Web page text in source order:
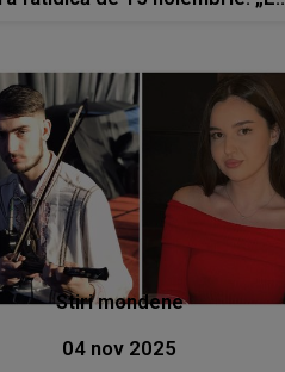
nu a fost voia ta....”
Stiri mondene
04 nov 2025